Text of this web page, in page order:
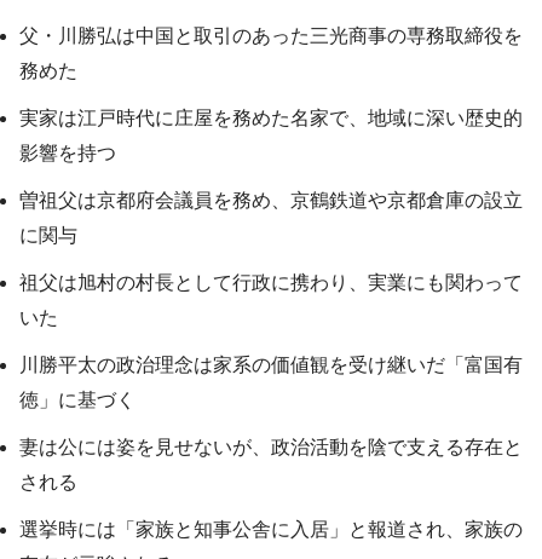
父・川勝弘は中国と取引のあった三光商事の専務取締役を
務めた
実家は江戸時代に庄屋を務めた名家で、地域に深い歴史的
影響を持つ
曽祖父は京都府会議員を務め、京鶴鉄道や京都倉庫の設立
に関与
祖父は旭村の村長として行政に携わり、実業にも関わって
いた
川勝平太の政治理念は家系の価値観を受け継いだ「富国有
徳」に基づく
妻は公には姿を見せないが、政治活動を陰で支える存在と
される
選挙時には「家族と知事公舎に入居」と報道され、家族の